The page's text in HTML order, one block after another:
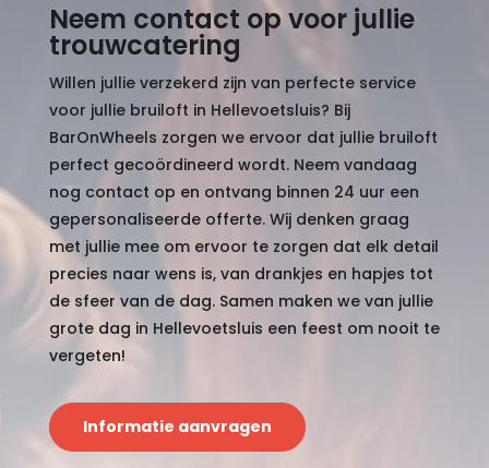
Neem contact op voor jullie
trouwcatering
Willen jullie verzekerd zijn van perfecte service
voor jullie bruiloft in Hellevoetsluis? Bij
BarOnWheels zorgen we ervoor dat jullie bruiloft
perfect gecoördineerd wordt. Neem vandaag
nog contact op en ontvang binnen 24 uur een
gepersonaliseerde offerte. Wij denken graag
met jullie mee om ervoor te zorgen dat elk detail
precies naar wens is, van drankjes en hapjes tot
de sfeer van de dag. Samen maken we van jullie
grote dag in Hellevoetsluis een feest om nooit te
vergeten!
Informatie aanvragen